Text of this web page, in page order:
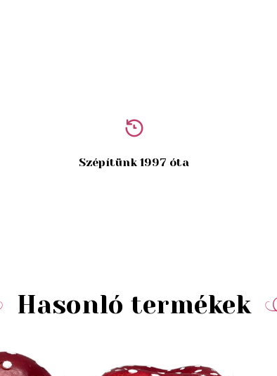
Szépítünk 1997 óta
Hasonló termékek